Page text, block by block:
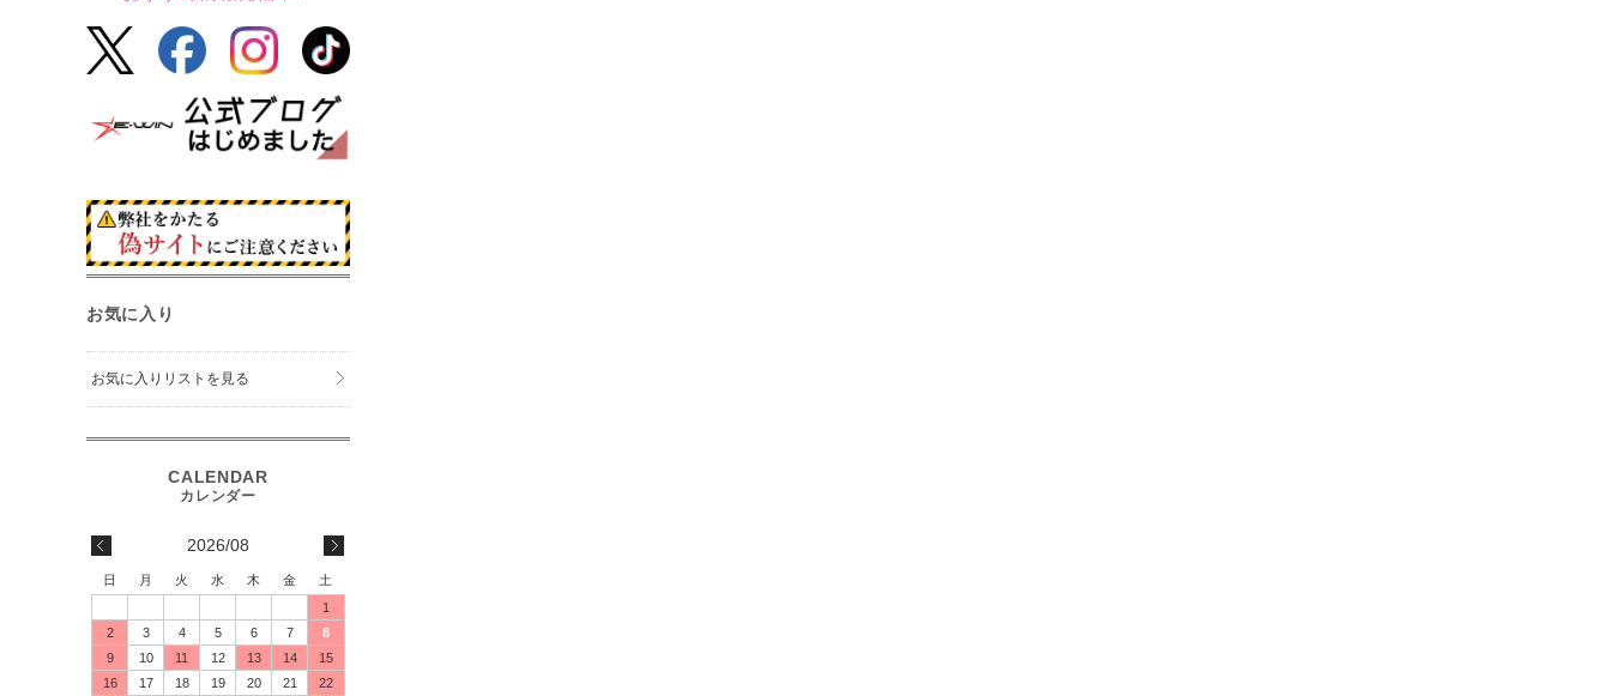
お気に入り
お気に入りリストを見る
2026/08
日 月 火 水 木 金
土
1
2
3 4 5 6 7
8
9
10 11 12 13 14
15
16
17 18 19 20 21 22